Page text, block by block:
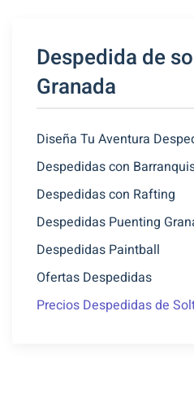
Despedida de
Granada
Diseña Tu Aventura
Despedidas con
Despedidas con Rafting
Despedidas Puenting
Despedidas Paintball
Ofertas Despedidas
Precios Despedidas de